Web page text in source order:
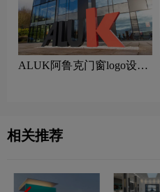
ALUK阿鲁克门窗logo设计
相关推荐